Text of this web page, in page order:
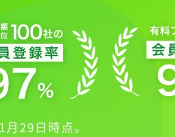
29日時点。